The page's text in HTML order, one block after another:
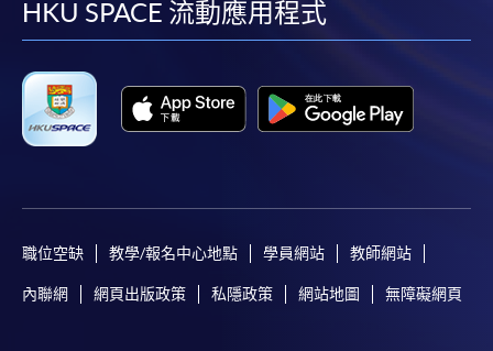
facebook
youtube
linkedin
HKU SPACE 流動應用程式
職位空缺 教學/報名中心地點 學員網站 教師網站
內聯網 網頁出版政策 私隱政策 網站地圖 無障礙網頁